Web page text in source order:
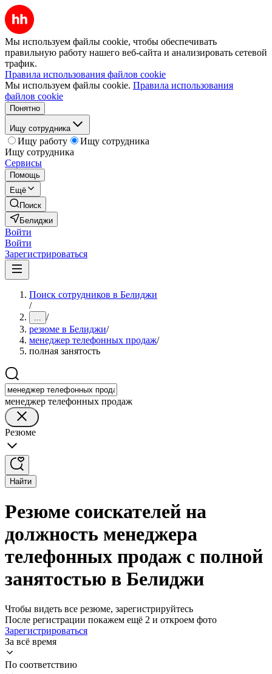
Мы используем файлы cookie, чтобы обеспечивать
правильную работу нашего веб-сайта и анализировать сетевой
трафик.
Правила использования файлов cookie
Мы используем файлы cookie. Правила использования
файлов cookie
Понятно
Ищу сотрудника
Ищу работу
Ищу сотрудника
Ищу сотрудника
Сервисы
Помощь
Ещё
Поиск
Белиджи
Войти
Войти
Зарегистрироваться
Поиск сотрудников в Белиджи
/
... /
резюме в Белиджи/
менеджер телефонных продаж/
полная занятость
менеджер телефонных продаж
Резюме
Найти
Резюме соискателей на
должность менеджера
телефонных продаж с полной
занятостью в Белиджи
Чтобы видеть все резюме, зарегистрируйтесь
После регистрации покажем ещё 2 и откроем фото
Зарегистрироваться
За всё время
По соответствию